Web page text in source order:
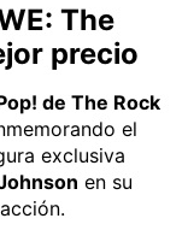
The
precio
de The Rock
el
exclusiva
en su